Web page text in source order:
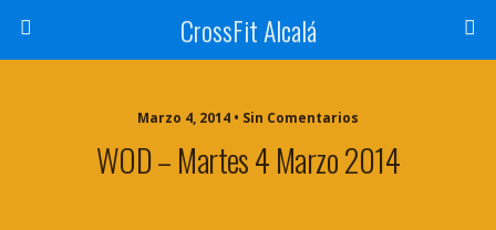
CrossFit Alcalá
Marzo 4, 2014 • Sin Comentarios
WOD – Martes 4 Marzo 2014